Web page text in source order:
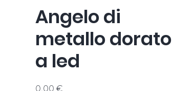
Angelo di
metallo dorato
a led
0,00 €